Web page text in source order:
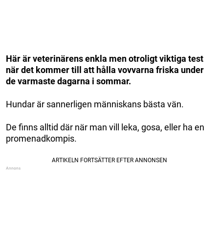
Här är veterinärens enkla men otroligt viktiga test
när det kommer till att hålla vovvarna friska under
de varmaste dagarna i sommar.
Hundar är sannerligen människans bästa vän.
De finns alltid där när man vill leka, gosa, eller ha en
promenadkompis.